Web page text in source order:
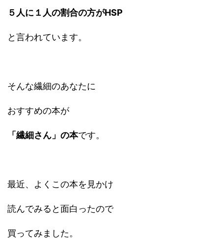
５人に１人の割合の方がHSP
と言われています。
そんな繊細のあなたに
おすすめの本が
「繊細さん」の本です。
最近、よくこの本を見かけ
読んでみると面白ったので
買ってみました。